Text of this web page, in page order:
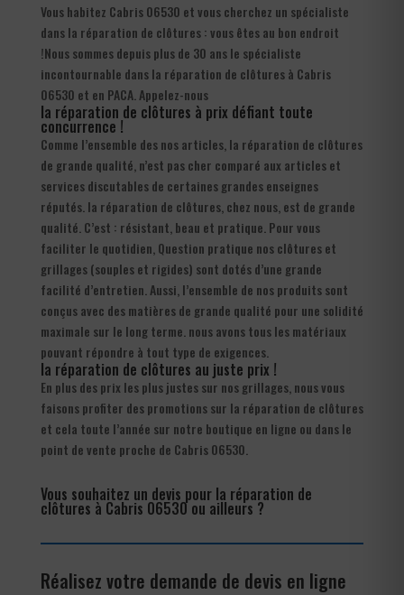
Vous habitez Cabris 06530 et vous cherchez un spécialiste
dans la réparation de clôtures : vous êtes au bon endroit
!Nous sommes depuis plus de 30 ans le spécialiste
incontournable dans la réparation de clôtures à Cabris
06530 et en PACA. Appelez-nous
la réparation de clôtures à prix défiant toute
concurrence !
Comme l’ensemble des nos articles, la réparation de clôtures
de grande qualité, n’est pas cher comparé aux articles et
services discutables de certaines grandes enseignes
réputés. la réparation de clôtures, chez nous, est de grande
qualité. C’est : résistant, beau et pratique. Pour vous
faciliter le quotidien, Question pratique nos clôtures et
grillages (souples et rigides) sont dotés d’une grande
facilité d’entretien. Aussi, l’ensemble de nos produits sont
conçus avec des matières de grande qualité pour une solidité
maximale sur le long terme. nous avons tous les matériaux
pouvant répondre à tout type de exigences.
la réparation de clôtures au juste prix !
En plus des prix les plus justes sur nos grillages, nous vous
faisons profiter des promotions sur la réparation de clôtures
et cela toute l’année sur notre boutique en ligne ou dans le
point de vente proche de Cabris 06530.
Vous souhaitez un devis pour la réparation de
clôtures à Cabris 06530 ou ailleurs ?
Réalisez votre demande de devis en ligne